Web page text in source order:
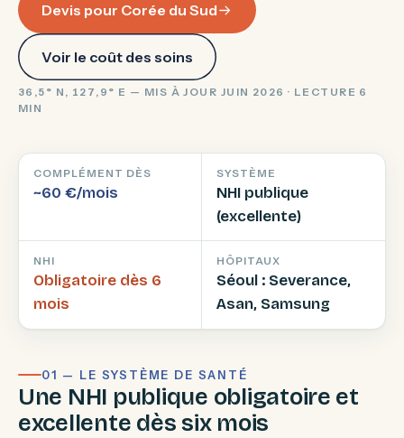
Devis pour Corée du Sud
Voir le coût des soins
36,5° N, 127,9° E — MIS À JOUR JUIN 2026 · LECTURE 6
MIN
COMPLÉMENT DÈS
~60 €/mois
SYSTÈME
NHI publique
(excellente)
NHI
Obligatoire dès 6
mois
HÔPITAUX
Séoul : Severance,
Asan, Samsung
01 — LE SYSTÈME DE SANTÉ
Une NHI publique obligatoire et
excellente dès six mois